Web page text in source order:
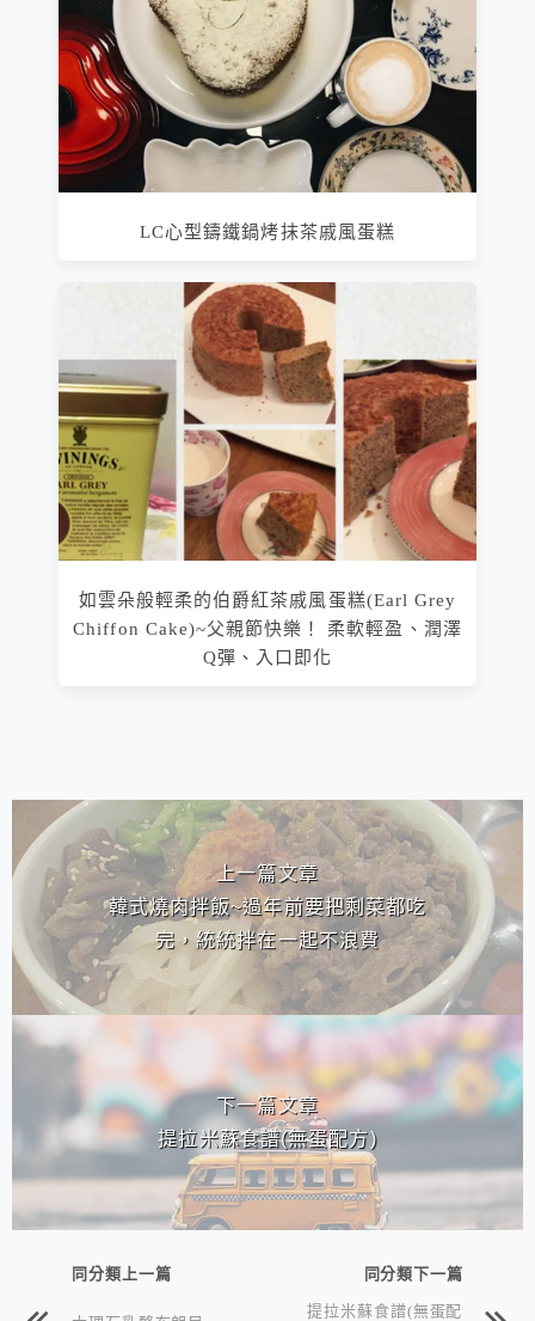
LC心型鑄鐵鍋烤抹茶戚風蛋糕
如雲朵般輕柔的伯爵紅茶戚風蛋糕(Earl Grey
Chiffon Cake)~父親節快樂！ 柔軟輕盈、潤澤
Q彈、入口即化
相連文章
上一篇文章
韓式燒肉拌飯~過年前要把剩菜都吃
完，統統拌在一起不浪費
下一篇文章
提拉米蘇食譜(無蛋配方)
同分類上一篇 同分類下一篇
提拉米蘇食譜(無蛋配